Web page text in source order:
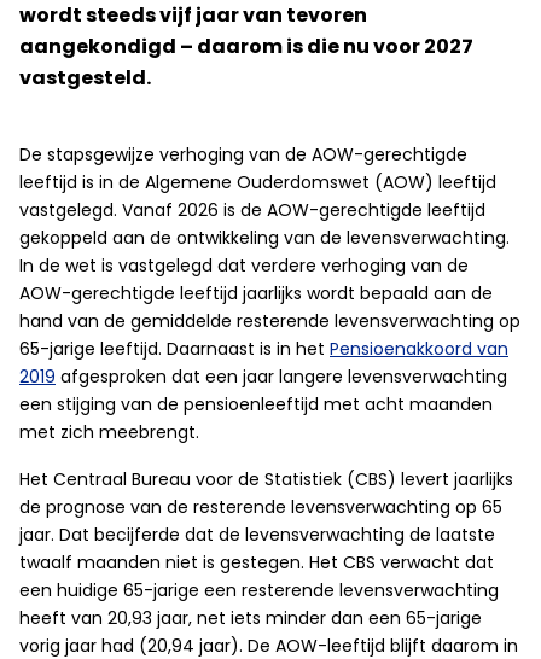
wordt steeds vijf jaar van tevoren
aangekondigd – daarom is die nu voor 2027
vastgesteld.
De stapsgewijze verhoging van de AOW-gerechtigde
leeftijd is in de Algemene Ouderdomswet (AOW) leeftijd
vastgelegd. Vanaf 2026 is de AOW-gerechtigde leeftijd
gekoppeld aan de ontwikkeling van de levensverwachting.
In de wet is vastgelegd dat verdere verhoging van de
AOW-gerechtigde leeftijd jaarlijks wordt bepaald aan de
hand van de gemiddelde resterende levensverwachting op
65-jarige leeftijd. Daarnaast is in het Pensioenakkoord van
2019 afgesproken dat een jaar langere levensverwachting
een stijging van de pensioenleeftijd met acht maanden
met zich meebrengt.
Het Centraal Bureau voor de Statistiek (CBS) levert jaarlijks
de prognose van de resterende levensverwachting op 65
jaar. Dat becijferde dat de levensverwachting de laatste
twaalf maanden niet is gestegen. Het CBS verwacht dat
een huidige 65-jarige een resterende levensverwachting
heeft van 20,93 jaar, net iets minder dan een 65-jarige
vorig jaar had (20,94 jaar). De AOW-leeftijd blijft daarom in